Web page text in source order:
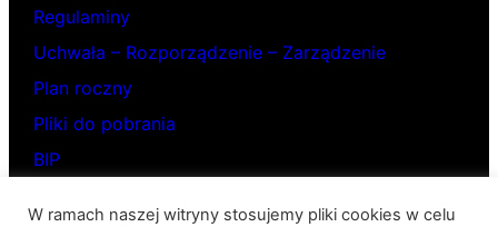
Regulaminy
Uchwała – Rozporządzenie – Zarządzenie
Plan roczny
Pliki do pobrania
BIP
W ramach naszej witryny stosujemy pliki cookies w celu